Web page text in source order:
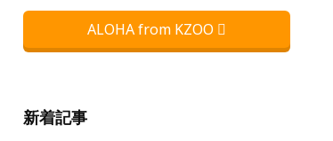
ALOHA from KZOO
新着記事